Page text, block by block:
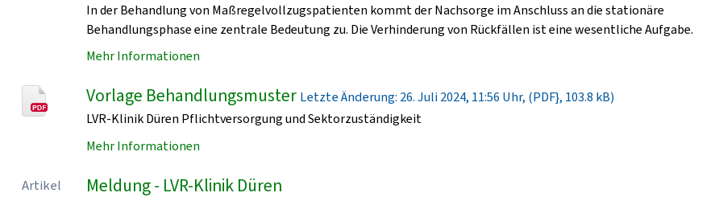
In der Behandlung von Maßregelvollzugspatienten kommt der Nachsorge im Anschluss an die stationäre
Behandlungsphase eine zentrale Bedeutung zu. Die Verhinderung von Rückfällen ist eine wesentliche Aufgabe.
Mehr Informationen
Vorlage Behandlungsmuster Letzte Änderung: 26. Juli 2024, 11:56 Uhr, (PDF}, 103.8 kB)
LVR-Klinik Düren Pflichtversorgung und Sektorzuständigkeit
Mehr Informationen
Artikel Meldung - LVR-Klinik Düren